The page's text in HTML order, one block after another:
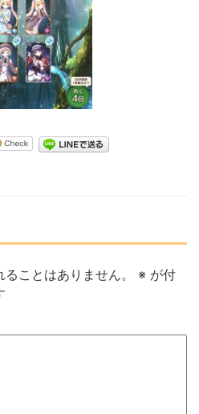
ことはありません。 ※ が付